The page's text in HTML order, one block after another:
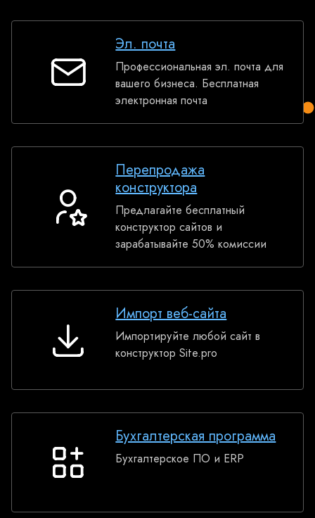
Эл.
Эл. почта
Профессиональная эл. почта для
вашего бизнеса. Бесплатная
электронная почта
Перепродажа
конструктора
Перепродажа
конструктора
Предлагайте бесплатный
конструктор сайтов и
зарабатывайте 50% комиссии
Импорт
Импорт веб-сайта
Импортируйте любой сайт в
конструктор Site.pro
Бухгалтерская
Бухгалтерская программа
Бухгалтерское ПО и ERP